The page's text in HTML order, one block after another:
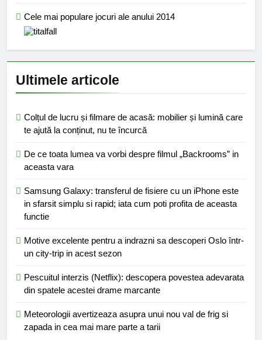
Cele mai populare jocuri ale anului 2014
Ultimele articole
Colțul de lucru și filmare de acasă: mobilier și lumină care
te ajută la conținut, nu te încurcă
De ce toata lumea va vorbi despre filmul „Backrooms” in
aceasta vara
Samsung Galaxy: transferul de fisiere cu un iPhone este
in sfarsit simplu si rapid; iata cum poti profita de aceasta
functie
Motive excelente pentru a indrazni sa descoperi Oslo într-
un city-trip in acest sezon
Pescuitul interzis (Netflix): descopera povestea adevarata
din spatele acestei drame marcante
Meteorologii avertizeaza asupra unui nou val de frig si
zapada in cea mai mare parte a tarii